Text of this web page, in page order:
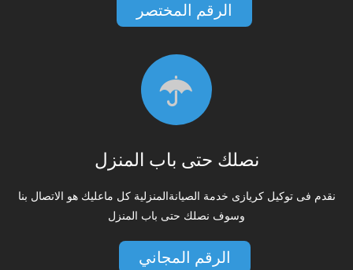
الرقم المختصر
نصلك حتى باب المنزل
نقدم فى توكيل كريازى خدمة الصيانةالمنزلية كل ماعليك هو الاتصال بنا
وسوف نصلك حتى باب المنزل
الرقم المجاني